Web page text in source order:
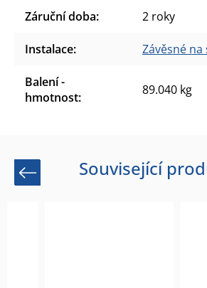
Záruční doba: 2 roky
Instalace: Závěsné na
Balení -
hmotnost: 89.040 kg
Související
Previous